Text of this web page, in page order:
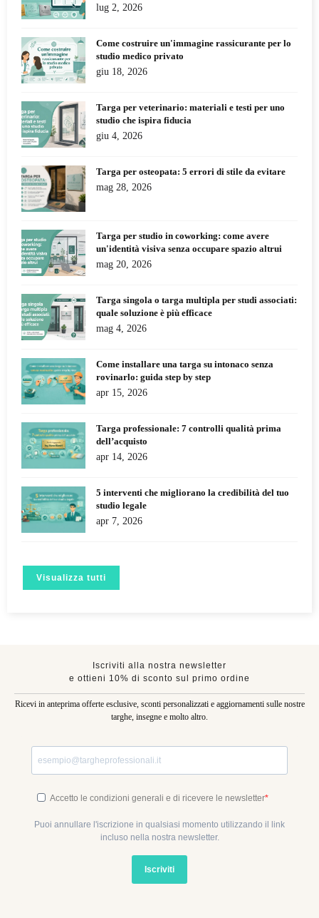
lug 2, 2026
Come costruire un'immagine rassicurante per lo
studio medico privato
giu 18, 2026
Targa per veterinario: materiali e testi per uno
studio che ispira fiducia
giu 4, 2026
Targa per osteopata: 5 errori di stile da evitare
mag 28, 2026
Targa per studio in coworking: come avere
un'identità visiva senza occupare spazio altrui
mag 20, 2026
Targa singola o targa multipla per studi associati:
quale soluzione è più efficace
mag 4, 2026
Come installare una targa su intonaco senza
rovinarlo: guida step by step
apr 15, 2026
Targa professionale: 7 controlli qualità prima
dell’acquisto
apr 14, 2026
5 interventi che migliorano la credibilità del tuo
studio legale
apr 7, 2026
Visualizza tutti
Iscriviti alla nostra newsletter
e ottieni 10% di sconto sul primo ordine
Ricevi in anteprima offerte esclusive, sconti personalizzati e aggiornamenti sulle nostre
targhe, insegne e molto altro.
Accetto le condizioni generali e di ricevere le newsletter
Puoi annullare l'iscrizione in qualsiasi momento utilizzando il link
incluso nella nostra newsletter.
Iscriviti